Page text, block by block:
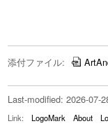
添付ファイル:
Last-modified: 2026-07-
Link: LogoMark About